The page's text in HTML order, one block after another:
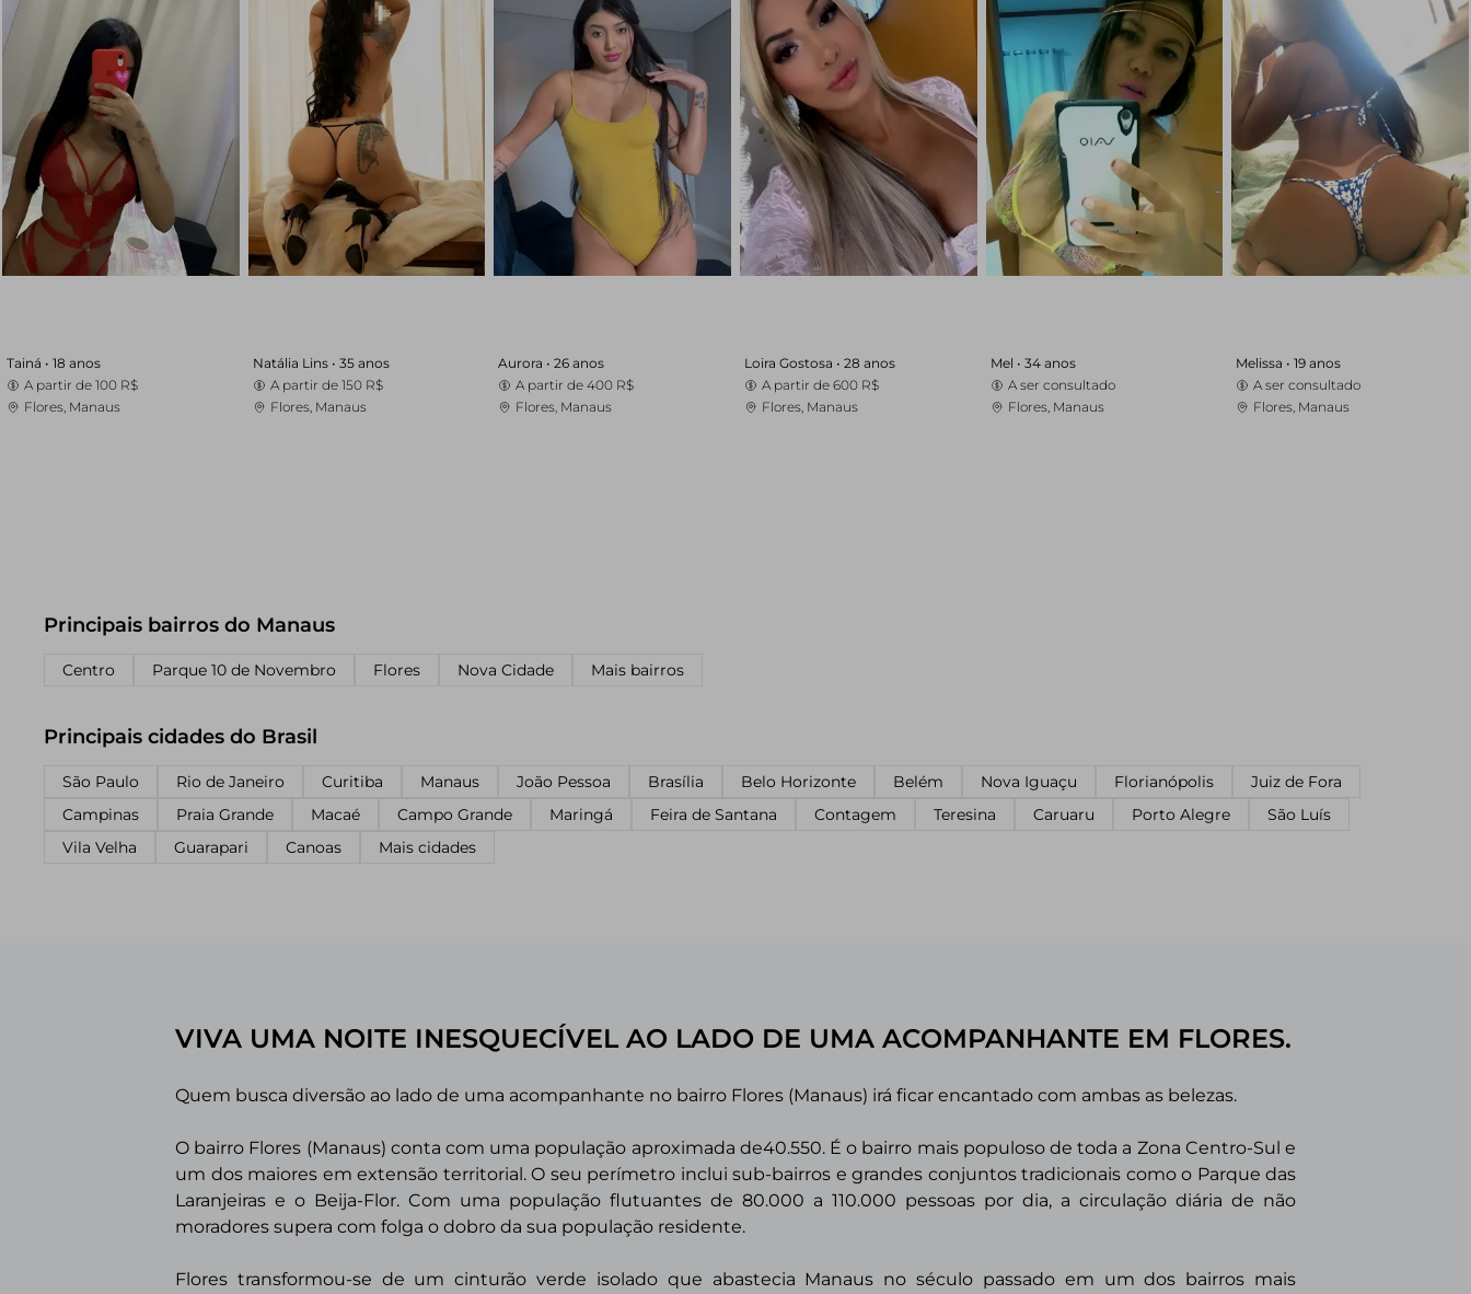
Tainá • 18 anos
A partir de 100 R$
Flores, Manaus
Natália Lins • 35 anos
A partir de 150 R$
Flores, Manaus
Aurora •26 anos
A partir de400 R$
Flores, Manaus
Loira Gostosa • 28 anos
A partir de 600 R$
Flores, Manaus
Mel • 34 anos
A ser consultado
Flores, Manaus
Melissa •19 anos
A ser consultado
Flores, Manaus
Principais bairros do Manaus
Centro Parque 10 de Novembro Flores Nova Cidade Mais bairros
Principais cidades do Brasil
São Paulo Rio de Janeiro Curitiba Manaus João Pessoa Brasília Belo Horizonte Belém Nova Iguaçu Florianópolis
Juiz de Fora
Campinas
Praia Grande Macaé Campo Grande Maringá Feira de Santana Contagem Teresina Caruaru Porto Alegre
São Luís
Vila Velha
Guarapari Canoas Mais cidades
VIVA UMA NOITE INESQUECÍVEL AO LADO DE UMA ACOMPANHANTE EM FLORES.
Quem busca diversão ao lado de uma acompanhante no bairro Flores (Manaus) irá ficar encantado com ambas as belezas.
O bairro Flores (Manaus) conta com uma população aproximada de40.550. É o bairro mais populoso de toda a Zona Centro-Sul e
um dos maiores em extensão territorial. O seu perímetro inclui sub-bairros e grandes conjuntos tradicionais como o Parque das
Laranjeiras e o Beija-Flor. Com uma população flutuantes de 80.000 a 110.000 pessoas por dia, a circulação diária de não
moradores supera com folga o dobro da sua população residente.
Flores transformou-se de um cinturão verde isolado que abastecia Manaus no século passado em um dos bairros mais